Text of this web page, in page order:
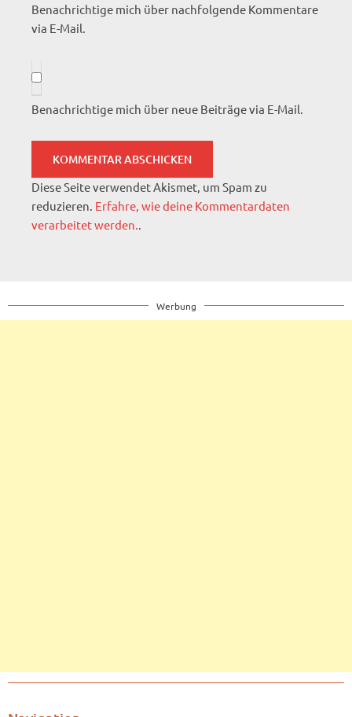
Benachrichtige mich über nachfolgende Kommentare
via E-Mail.
Benachrichtige mich über neue Beiträge via E-Mail.
Diese Seite verwendet Akismet, um Spam zu
reduzieren. Erfahre, wie deine Kommentardaten
verarbeitet werden.
Werbung